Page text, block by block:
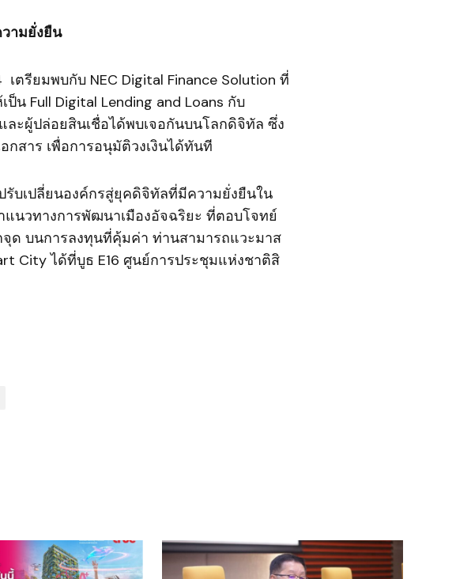
ามยั่งยืน
ตรียมพบกับ NEC Digital Finance Solution ที่
น Full Digital Lending and Loans กับ
ะผู้ปล่อยสินเชื่อได้พบเจอกันบนโลกดิจิทัล ซึ่ง
กสาร เพื่อการอนุมัติวงเงินได้ทันที
บเปลี่ยนองค์กรสู่ยุคดิจิทัลที่มีความยั่งยืนใน
นวทางการพัฒนาเมืองอัจฉริยะ ที่ตอบโจทย์
ด บนการลงทุนที่คุ้มค่า ท่านสามารถแวะมาส
City ได้ที่บูธ E16 ศูนย์การประชุมแห่งชาติสิ